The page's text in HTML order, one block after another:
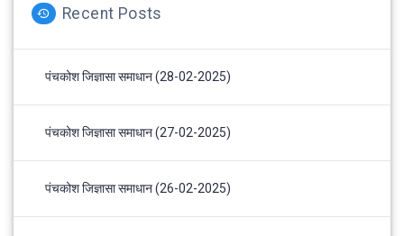
Recent Posts
पंचकोश जिज्ञासा समाधान (28-02-2025)
पंचकोश जिज्ञासा समाधान (27-02-2025)
पंचकोश जिज्ञासा समाधान (26-02-2025)